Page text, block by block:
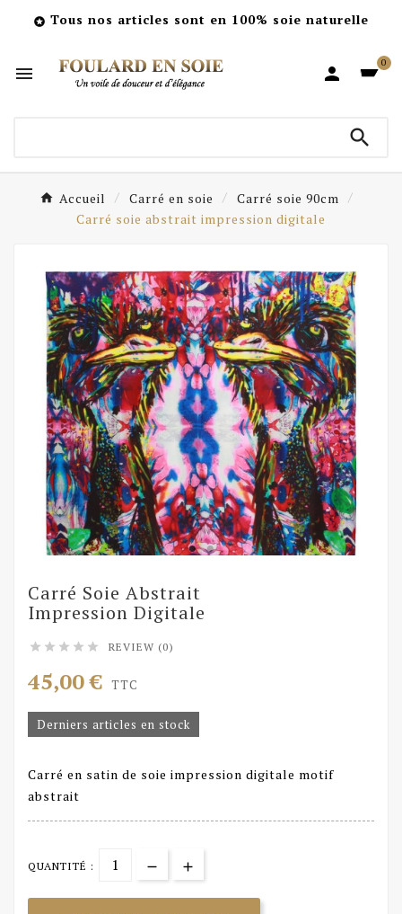
 Tous nos articles sont en 100% soie naturelle
 
0

Accueil Carré en soie
Carré soie 90cm
Carré soie abstrait impression digitale
Carré Soie Abstrait
Impression Digitale
     REVIEW (0)
45,00 € TTC
Derniers articles en stock
Carré en satin de soie impression digitale motif
abstrait
QUANTITÉ :